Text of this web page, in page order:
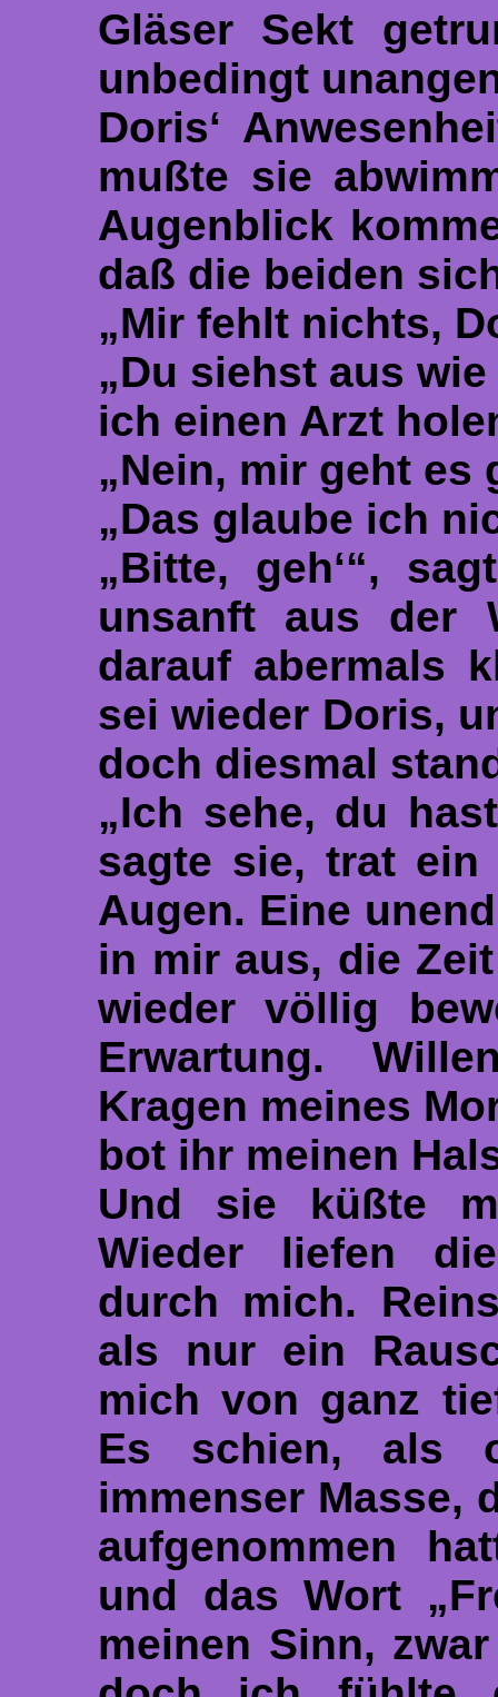
Gläser Sekt
unbedingt
Doris‘
mußte sie
Augenblick
daß die beiden
„Mir fehlt nichts,
„Du siehst aus
ich einen Arzt
„Nein, mir geht es
„Das glaube ich
„Bitte, geh‘“,
unsanft aus der
darauf abermals
sei wieder Doris,
doch diesmal
„Ich sehe, du
sagte sie, trat
Augen. Eine
in mir aus, die
wieder völlig
Erwartung.
Kragen meines
bot ihr meinen
Und sie küßte
Wieder liefen
durch mich.
als nur ein
mich von ganz
Es schien, als
immenser Masse,
aufgenommen
und das Wort
meinen Sinn,